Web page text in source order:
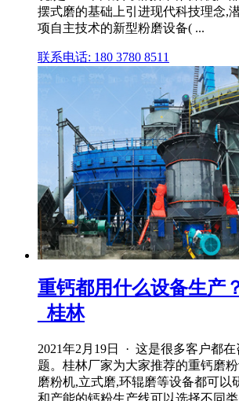
摆式磨的基础上引进现代科技理念,
项自主技术的新型粉磨设备( ...
联系电话: 180 3780 8511
重钙都用什么设备生产
_桂林
2021年2月19日 · 这是很多客户都
题。桂林厂家为大家推荐的重钙磨
磨粉机,立式磨,环辊磨等设备都可以
和产能的钙粉生产线可以选择不同